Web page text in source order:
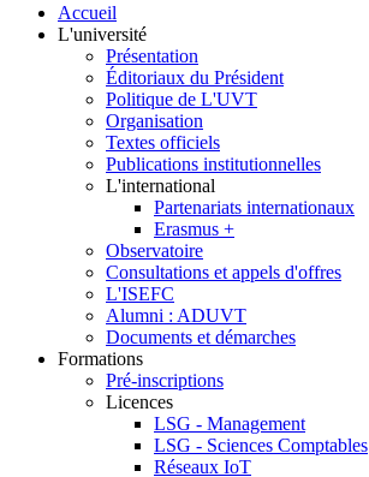
Accueil
L'université
Présentation
Éditoriaux du Président
Politique de L'UVT
Organisation
Textes officiels
Publications institutionnelles
L'international
Partenariats internationaux
Erasmus +
Observatoire
Consultations et appels d'offres
L'ISEFC
Alumni : ADUVT
Documents et démarches
Formations
Pré-inscriptions
Licences
LSG - Management
LSG - Sciences Comptables
Réseaux IoT